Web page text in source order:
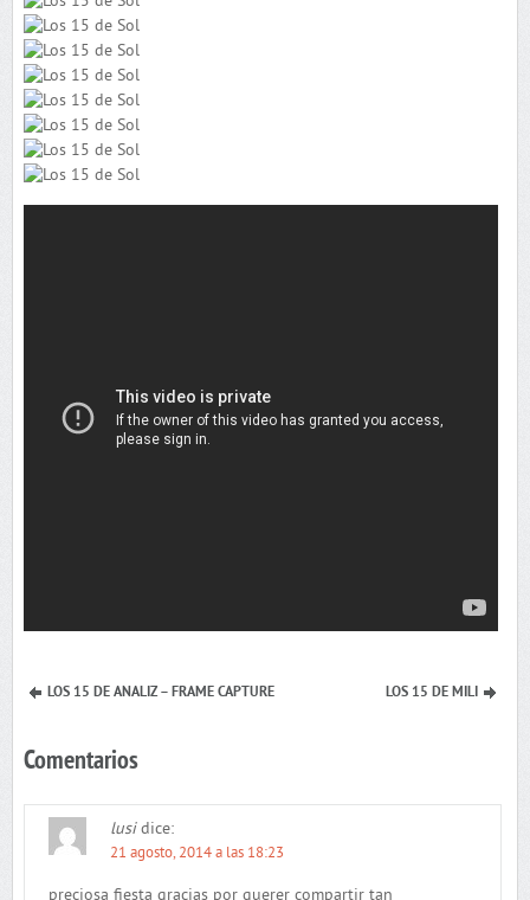
LOS 15 DE ANALIZ – FRAME CAPTURE LOS 15 DE MILI
Comentarios
lusi dice:
21 agosto, 2014 a las 18:23
preciosa fiesta gracias por querer compartir tan